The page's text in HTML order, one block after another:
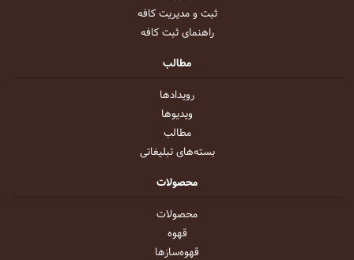
ثبت و مدیریت کافه
راهنمای ثبت کافه
مطالب
رویداد‌ها
ویدیو‌ها
مطالب
بسته‌های تبلیغاتی
محصولات
محصولات
قهوه
قهوه‌ساز‌ها